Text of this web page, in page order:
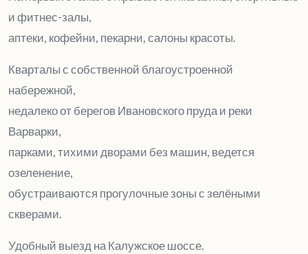
и фитнес-залы,
аптеки, кофейни, пекарни, салоны красоты.
Кварталы с собственной благоустроенной
набережной,
недалеко от берегов Ивановского пруда и реки
Варварки,
парками, тихими дворами без машин, ведется
озеленение,
обустраиваются прогулочные зоны с зелёными
скверами.
Удобный выезд на Калужское шоссе.